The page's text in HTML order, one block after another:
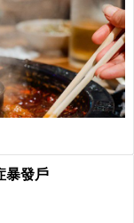
暴發戶